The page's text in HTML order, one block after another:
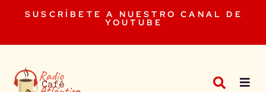
SUSCRÍBETE A NUESTRO CANAL DE
YOUTUBE